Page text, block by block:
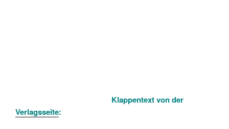
Klappentext von der
Verlagsseite: